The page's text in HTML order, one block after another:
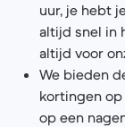
uur, je hebt
altijd snel in
altijd voor
We bieden
kortingen
op een